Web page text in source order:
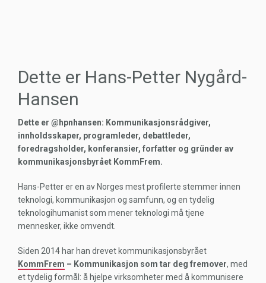
Dette er Hans-Petter Nygård-
Hansen
Dette er @hpnhansen: Kommunikasjonsrådgiver,
innholdsskaper, programleder, debattleder,
foredragsholder, konferansier, forfatter og gründer av
kommunikasjonsbyrået KommFrem.
Hans-Petter er en av Norges mest profilerte stemmer innen
teknologi, kommunikasjon og samfunn, og en tydelig
teknologihumanist som mener teknologi må tjene
mennesker, ikke omvendt.
Siden 2014 har han drevet kommunikasjonsbyrået
KommFrem – Kommunikasjon som tar deg fremover, med
et tydelig formål: å hjelpe virksomheter med å kommunisere